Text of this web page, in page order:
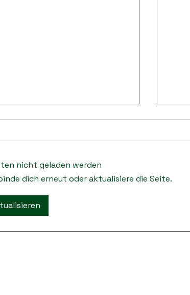
Donaupokal 2026
nicht geladen werden
dich erneut oder aktualisiere die Seite.